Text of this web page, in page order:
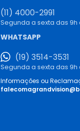
(11) 4000-2991
Segunda a sexta das 9h
WHATSAPP
(19) 3514-3531
Segunda a sexta das 9h
Informações ou